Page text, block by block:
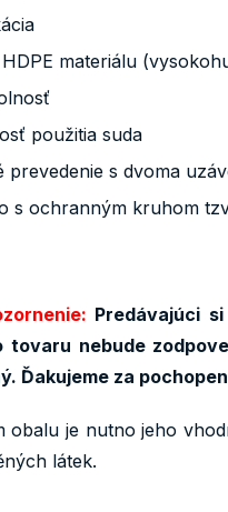
materiálu
použitia suda
prevedenie s dvoma
s ochranným kruhom
Predávajúci
tovaru nebude
Ďakujeme za
obalu je nutno jeho
látek.